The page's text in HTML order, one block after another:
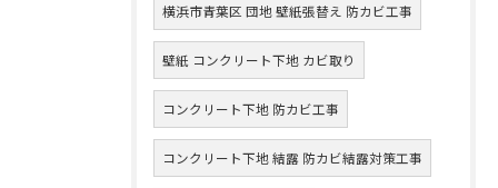
横浜市青葉区 団地 壁紙張替え 防カビ工事
壁紙 コンクリート下地 カビ取り
コンクリート下地 防カビ工事
コンクリート下地 結露 防カビ結露対策工事